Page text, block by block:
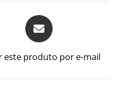
Abre
em
uma
nova
este produto por e-mail